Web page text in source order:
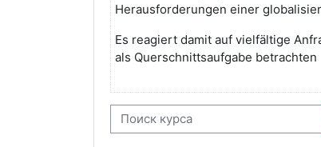
Herausforderungen einer
Es reagiert damit auf vielfältige
als Querschnittsaufgabe betrachten
Поиск курса